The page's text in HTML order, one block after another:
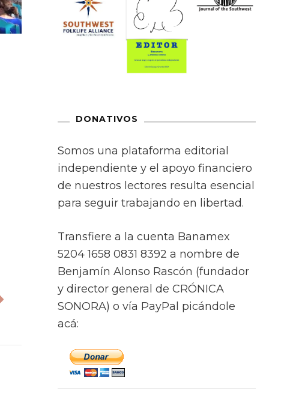
DONATIVOS
Somos una plataforma editorial
independiente y el apoyo financiero
de nuestros lectores resulta esencial
para seguir trabajando en libertad.
Transfiere a la cuenta Banamex
5204 1658 0831 8392 a nombre de
Benjamín Alonso Rascón (fundador
y director general de CRÓNICA
SONORA) o vía PayPal picándole
acá: